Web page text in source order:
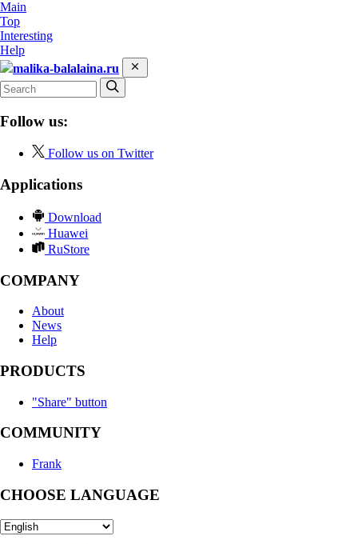
Main
Top
Interesting
Help
malika-balalaina.ru
Follow us:
Follow us on Twitter
Applications
Download
Huawei
RuStore
COMPANY
About
News
Help
PRODUCTS
"Share" button
COMMUNITY
Frank
CHOOSE LANGUAGE